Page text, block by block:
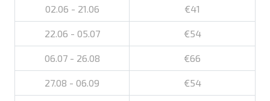
02.06 - 21.06 €41
22.06 - 05.07 €54
06.07 - 26.08 €66
27.08 - 06.09 €54